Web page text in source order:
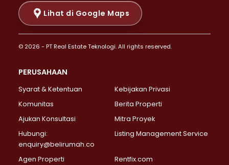
Properti Dijual di Kramat >
Properti Dijual di Pasar Baru >
Properti Dijual di Bendungan Hilir >
Properti Dijual di Jakarta Selatan >
Properti Dijual di Lebak Bulus >
Properti Dijual di Gandaria Selatan >
Properti Dijual di Pondok Labu >
Properti Dijual di Lenteng Agung >
Properti Dijual di Senayan >
Properti Dijual di Pondok Pinang >
Lihat di Google Maps
© 2026 - PT Real Estate Teknologi. All rights reserved.
PERUSAHAAN
Syarat & Ketentuan
Kebijakan Privasi
Komunitas
Berita Properti
Ajukan Konsultasi
Mitra Proyek
Hubungi:
enquiry@belirumah.co
Listing Management Service
Agen Properti Rentfix.com